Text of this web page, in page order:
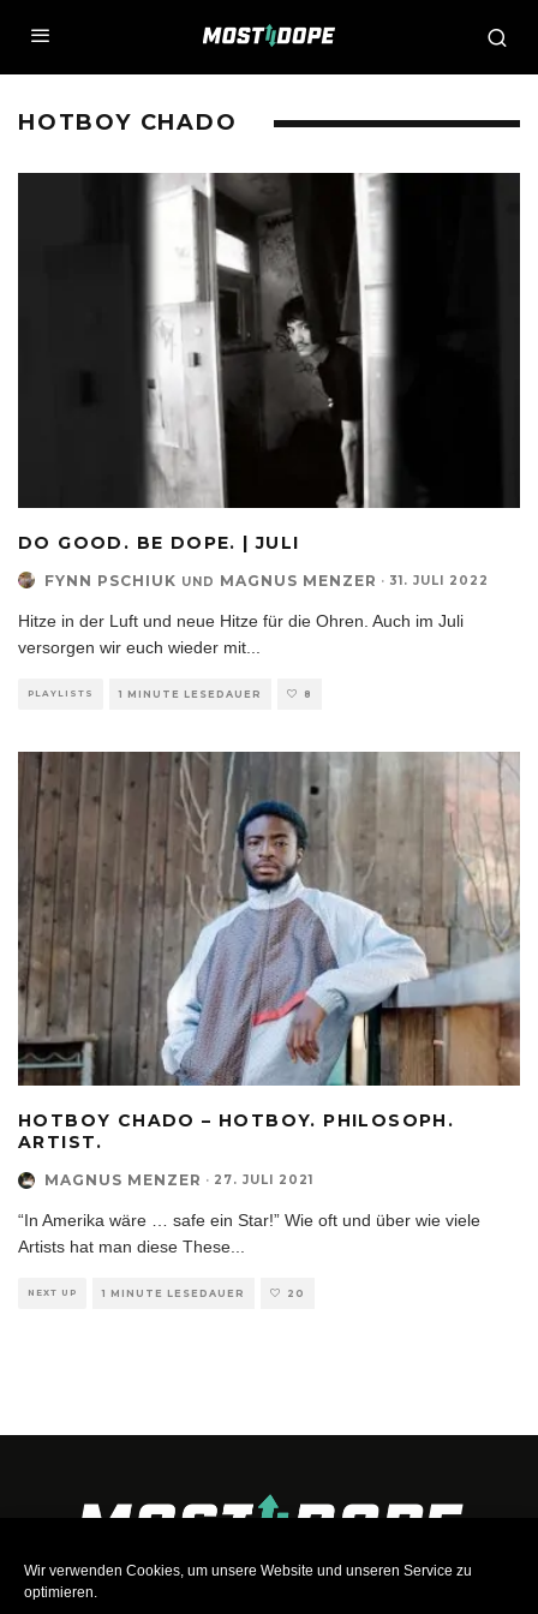
Wir verwenden Cookies, um unsere Website und unseren Service zu
optimieren.
HOTBOY CHADO
DO GOOD. BE DOPE. | JULI
FYNN PSCHIUK UND MAGNUS MENZER · 31. JULI 2022
Hitze in der Luft und neue Hitze für die Ohren. Auch im Juli
versorgen wir euch wieder mit
PLAYLISTS 1 MINUTE LESEDAUER 8
HOTBOY CHADO – HOTBOY. PHILOSOPH.
ARTIST.
MAGNUS MENZER · 27. JULI 2021
“In Amerika wäre … safe ein Star!” Wie oft und über wie viele
Artists hat man diese These...
NEXT UP 1 MINUTE LESEDAUER 20